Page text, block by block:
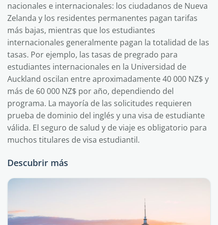
nacionales e internacionales: los ciudadanos de Nueva
Zelanda y los residentes permanentes pagan tarifas
más bajas, mientras que los estudiantes
internacionales generalmente pagan la totalidad de las
tasas. Por ejemplo, las tasas de pregrado para
estudiantes internacionales en la Universidad de
Auckland oscilan entre aproximadamente 40 000 NZ$ y
más de 60 000 NZ$ por año, dependiendo del
programa. La mayoría de las solicitudes requieren
prueba de dominio del inglés y una visa de estudiante
válida. El seguro de salud y de viaje es obligatorio para
muchos titulares de visa estudiantil.
Descubrir más